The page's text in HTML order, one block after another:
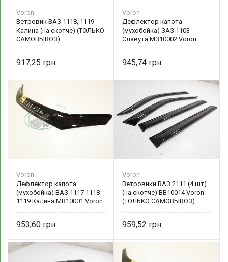
Voron
Ветровик ВАЗ 1118, 1119
Калина (на скотче) (ТОЛЬКО
САМОВЫВОЗ)
917,25
Voron
Дефлектор капота
(мухобойка) ЗАЗ 1103
Славута МЗ10002 Voron
945,74
Voron
Дефлектор капота
(мухобойка) ВАЗ 1117 1118
1119 Калина МВ10001 Voron
953,60
Voron
Ветровики ВАЗ 2111 (4 шт)
(на скотче) ВВ10014 Voron
(ТОЛЬКО САМОВЫВОЗ)
959,52